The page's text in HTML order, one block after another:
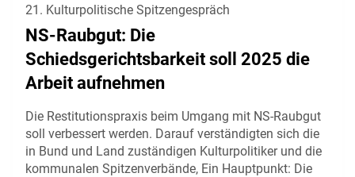
21. Kulturpolitische Spitzengespräch
NS-Raubgut: Die
Schiedsgerichtsbarkeit soll 2025 die
Arbeit aufnehmen
Die Restitutionspraxis beim Umgang mit NS-Raubgut
soll verbessert werden. Darauf verständigten sich die
in Bund und Land zuständigen Kulturpolitiker und die
kommunalen Spitzenverbände, Ein Hauptpunkt: Die